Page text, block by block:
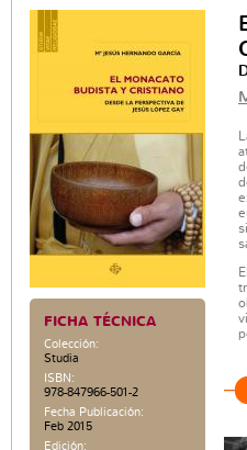
FICHA TÉCNICA
Colección:
Studia
ISBN:
978-847966-501-2
Fecha Publicación:
Feb 2015
Edición: